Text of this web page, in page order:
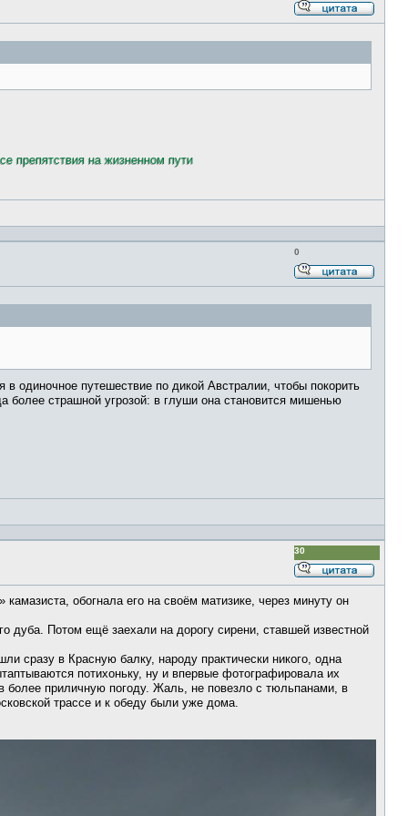
препятствия на жизненном пути
0
одиночное путешествие по дикой Австралии, чтобы покорить
более страшной угрозой: в глуши она становится мишенью
30
обогнала его на своём матизике, через минуту он
дуба. Потом ещё заехали на дорогу сирени, ставшей известной
сразу в Красную балку, народу практически никого, одна
потихоньку, ну и впервые фотографировала их
более приличную погоду. Жаль, не повезло с тюльпанами, в
трассе и к обеду были уже дома.